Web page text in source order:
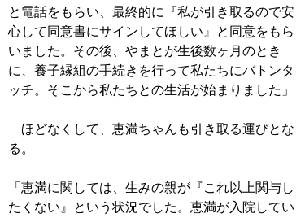
と電話をもらい、最終的に『私が引き取るので安
心して同意書にサインしてほしい』と同意をもら
いました。その後、やまとが生後数ヶ月のとき
に、養子縁組の手続きを行って私たちにバトンタ
ッチ。そこから私たちとの生活が始まりました」
ほどなくして、恵満ちゃんも引き取る運びとな
る。
「恵満に関しては、生みの親が『これ以上関与し
たくない』という状況でした。恵満が入院してい